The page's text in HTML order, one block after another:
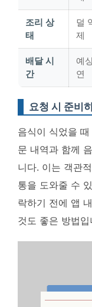
조리 상
태
덜
제
배달 시
간
예
연
요청 시 준비
음식이 식었을
문 내역과 함께
니다. 이는 객관
통을 도와줄 수
락하기 전에 앱
것도 좋은 방법입